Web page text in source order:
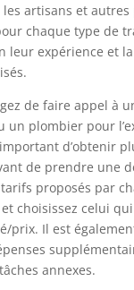
artisans et autres
chaque type de
leur expérience et
de faire appel à
un plombier pour
d’obtenir
de prendre une
proposés par
choisissez celui
prix. Il est
annexes.